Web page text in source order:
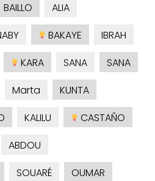
BAILLO
ALIA
BAKAYE
IBRAH
KARA SANA
SANA
Marta
KUNTA
KALILU
CASTAÑO
ABDOU
SOUARÉ
OUMAR